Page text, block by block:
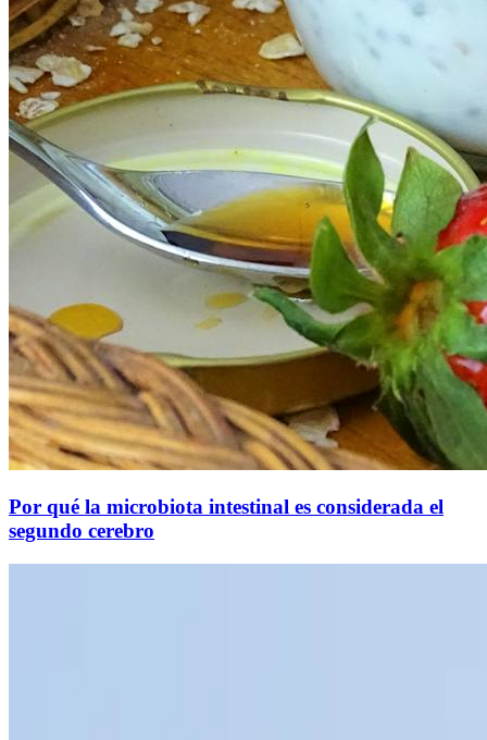
Por qué la microbiota intestinal es considerada el
segundo cerebro